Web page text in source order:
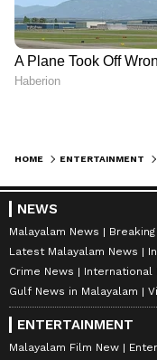
HOME ENTERTAINMENT
NEWS
Malayalam News
Latest Malayalam News
Crime News
International
Gulf News in Malayalam
ENTERTAINMENT
Malayalam Film New